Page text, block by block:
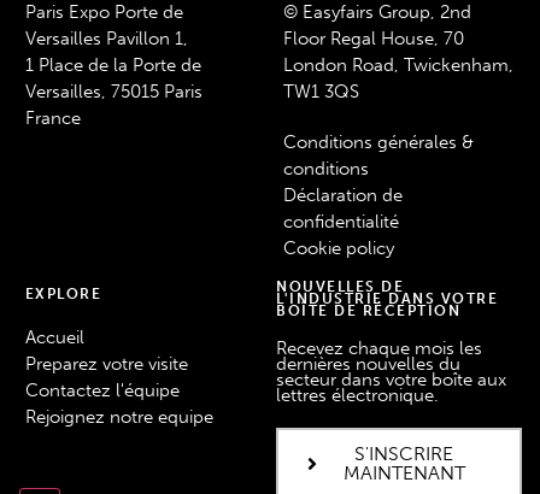
Paris Expo Porte de
Versailles Pavillon 1,
1 Place de la Porte de
Versailles, 75015 Paris
France
© Easyfairs Group, 2nd
Floor Regal House, 70
London Road, Twickenham,
TW1 3QS
Conditions générales &
conditions
Déclaration de
confidentialité
Cookie policy
EXPLORE
Accueil
Preparez votre visite
Contactez l'équipe
Rejoignez notre equipe
NOUVELLES DE
L'INDUSTRIE DANS VOTRE
BOÎTE DE RÉCEPTION
Recevez chaque mois les
dernières nouvelles du
secteur dans votre boîte aux
lettres électronique.
S'INSCRIRE
MAINTENANT